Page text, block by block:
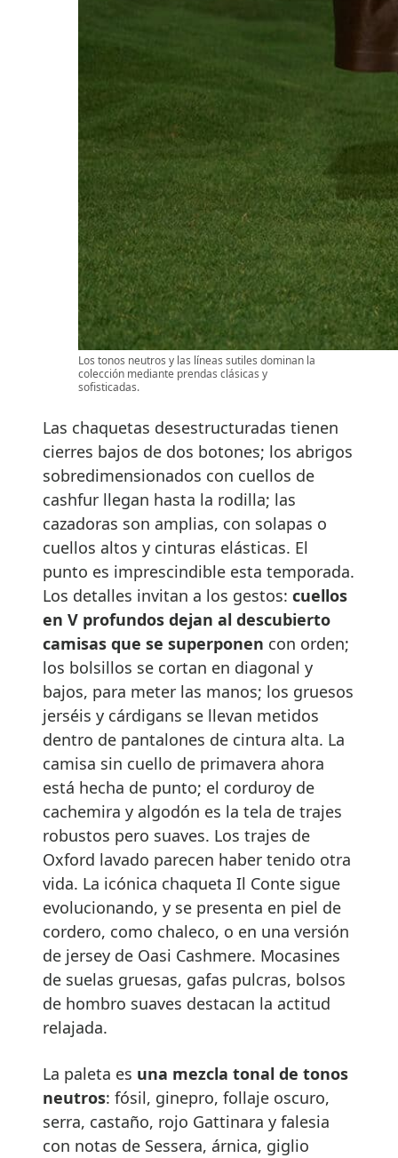
Los tonos neutros y las líneas sutiles dominan la
colección mediante prendas clásicas y
sofisticadas.
Las chaquetas desestructuradas tienen
cierres bajos de dos botones; los abrigos
sobredimensionados con cuellos de
cashfur llegan hasta la rodilla; las
cazadoras son amplias, con solapas o
cuellos altos y cinturas elásticas. El
punto es imprescindible esta temporada.
Los detalles invitan a los gestos: cuellos
en V profundos dejan al descubierto
camisas que se superponen con orden;
los bolsillos se cortan en diagonal y
bajos, para meter las manos; los gruesos
jerséis y cárdigans se llevan metidos
dentro de pantalones de cintura alta. La
camisa sin cuello de primavera ahora
está hecha de punto; el corduroy de
cachemira y algodón es la tela de trajes
robustos pero suaves. Los trajes de
Oxford lavado parecen haber tenido otra
vida. La icónica chaqueta Il Conte sigue
evolucionando, y se presenta en piel de
cordero, como chaleco, o en una versión
de jersey de Oasi Cashmere. Mocasines
de suelas gruesas, gafas pulcras, bolsos
de hombro suaves destacan la actitud
relajada.
La paleta es una mezcla tonal de tonos
neutros: fósil, ginepro, follaje oscuro,
serra, castaño, rojo Gattinara y falesia
con notas de Sessera, árnica, giglio